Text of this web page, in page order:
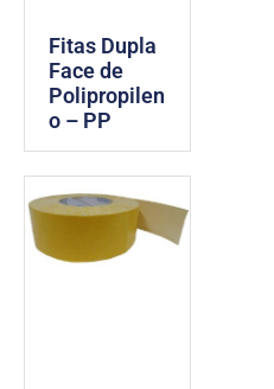
Fitas Dupla
Face de
Polipropilen
o – PP